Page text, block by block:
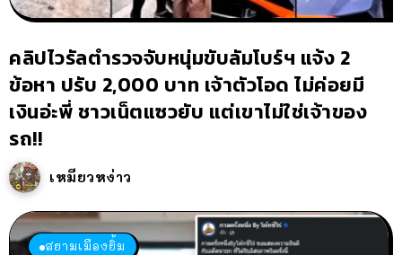
คลิปไวรัลตำรวจจับหนุ่มขับลัมโบร์ฯ แจ้ง 2
ข้อหา ปรับ 2,000 บาท เจ้าตัวโอด ไม่ค่อยมี
เงินอ่ะพี่ ชาวเน็ตแซวยับ แต่เขาไม่ใช่เจ้าของ
รถ!!
เหมียวหง่าว
สยามเมืองยิ้ม